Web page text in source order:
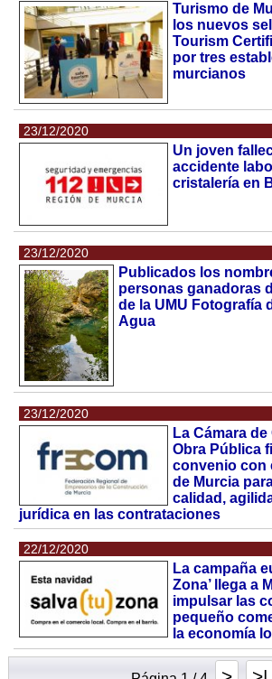
Turismo de
los nuevos
Tourism
por tres
murcianos
23/12/2020
Un joven
accidente
cristalería en
23/12/2020
Publicados los
personas ganadoras
de la UMU Fotografía
Agua
23/12/2020
La Cámara
Obra Pública
convenio con
de Murcia
calidad,
jurídica en las contrataciones
22/12/2020
La campaña
Zona’ llega a
impulsar las
pequeño
la economía